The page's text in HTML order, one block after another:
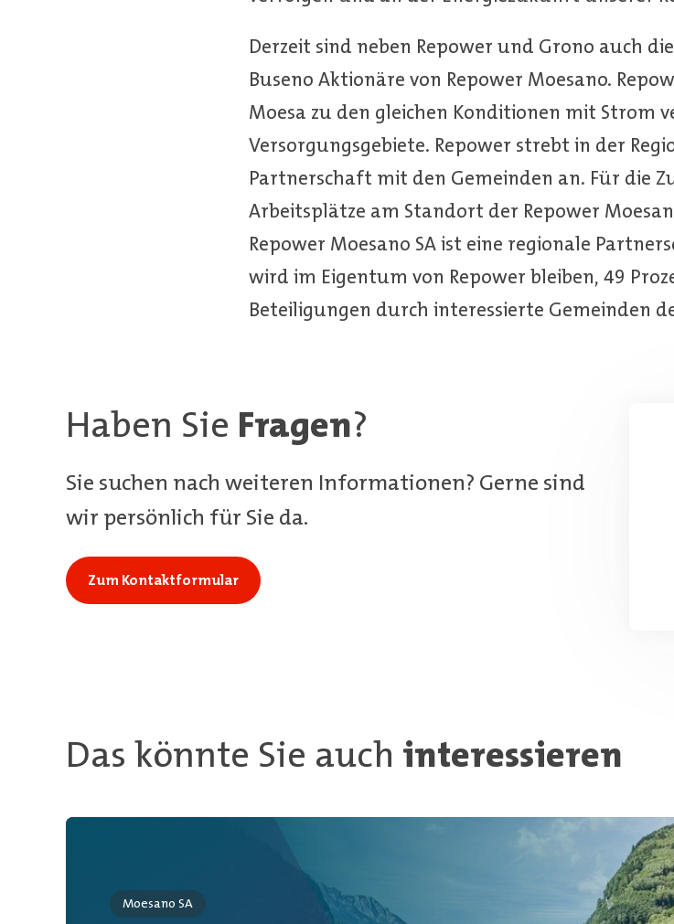
Derzeit sind neben Repower und Grono auch
Buseno Aktionäre von Repower Moesano.
Moesa zu den gleichen Konditionen mit Strom
Versorgungsgebiete. Repower strebt in der
Partnerschaft mit den Gemeinden an. Für die
Arbeitsplätze am Standort der Repower
Repower Moesano SA ist eine regionale
wird im Eigentum von Repower bleiben, 49
Beteiligungen durch interessierte Gemeinden
Haben Sie Fragen?
Sie suchen nach weiteren Informationen? Gerne sind
wir persönlich für Sie da.
Zum Kontaktformular
Das könnte Sie auch interessieren
Moesano SA